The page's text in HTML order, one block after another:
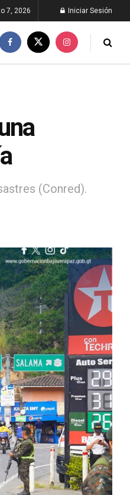
7, 2026 Iniciar Sesión
(Conred).